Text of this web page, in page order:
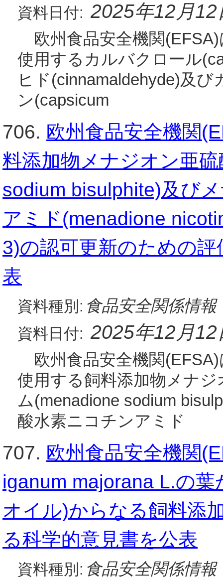
資料日付: 2025年12月12
欧州食品安全機関
使用するカルバクロール
ヒド(cinnamaldehyde)及
ン(capsicum
706. 欧州食品安全機関
料添加物メナジオン亜
sodium bisulphite)及び
アミド(menadione
3)の認可更新のための
表
資料種別: 食品安全関係情報
資料日付: 2025年12月12
欧州食品安全機関
使用する飼料添加物メナ
ム(menadione sodium
酸水素ニコチンアミド
707. 欧州食品安全機関
iganum majorana L.の
オイル)からなる飼料添
る科学的意見書を公表
資料種別: 食品安全関係情報